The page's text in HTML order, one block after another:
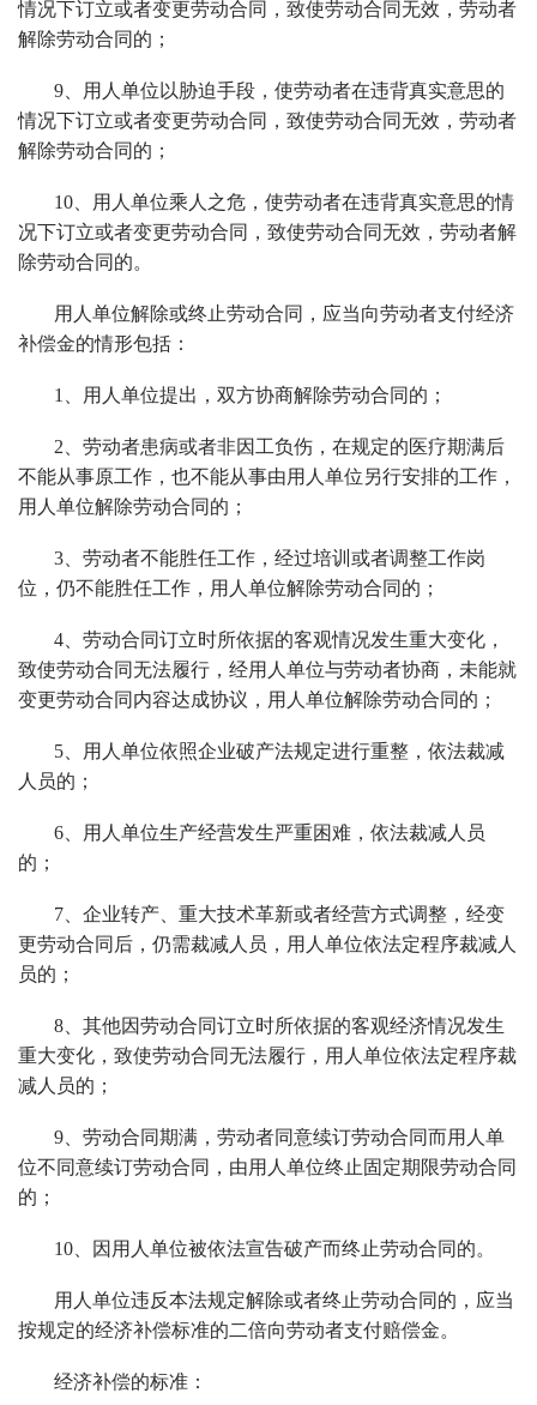
情况下订立或者变更劳动合同，致使劳动合同无效，劳动者
解除劳动合同的；
9、用人单位以胁迫手段，使劳动者在违背真实意思的
情况下订立或者变更劳动合同，致使劳动合同无效，劳动者
解除劳动合同的；
10、用人单位乘人之危，使劳动者在违背真实意思的情
况下订立或者变更劳动合同，致使劳动合同无效，劳动者解
除劳动合同的。
用人单位解除或终止劳动合同，应当向劳动者支付经济
补偿金的情形包括：
1、用人单位提出，双方协商解除劳动合同的；
2、劳动者患病或者非因工负伤，在规定的医疗期满后
不能从事原工作，也不能从事由用人单位另行安排的工作，
用人单位解除劳动合同的；
3、劳动者不能胜任工作，经过培训或者调整工作岗
位，仍不能胜任工作，用人单位解除劳动合同的；
4、劳动合同订立时所依据的客观情况发生重大变化，
致使劳动合同无法履行，经用人单位与劳动者协商，未能就
变更劳动合同内容达成协议，用人单位解除劳动合同的；
5、用人单位依照企业破产法规定进行重整，依法裁减
人员的；
6、用人单位生产经营发生严重困难，依法裁减人员
的；
7、企业转产、重大技术革新或者经营方式调整，经变
更劳动合同后，仍需裁减人员，用人单位依法定程序裁减人
员的；
8、其他因劳动合同订立时所依据的客观经济情况发生
重大变化，致使劳动合同无法履行，用人单位依法定程序裁
减人员的；
9、劳动合同期满，劳动者同意续订劳动合同而用人单
位不同意续订劳动合同，由用人单位终止固定期限劳动合同
的；
10、因用人单位被依法宣告破产而终止劳动合同的。
用人单位违反本法规定解除或者终止劳动合同的，应当
按规定的经济补偿标准的二倍向劳动者支付赔偿金。
经济补偿的标准：